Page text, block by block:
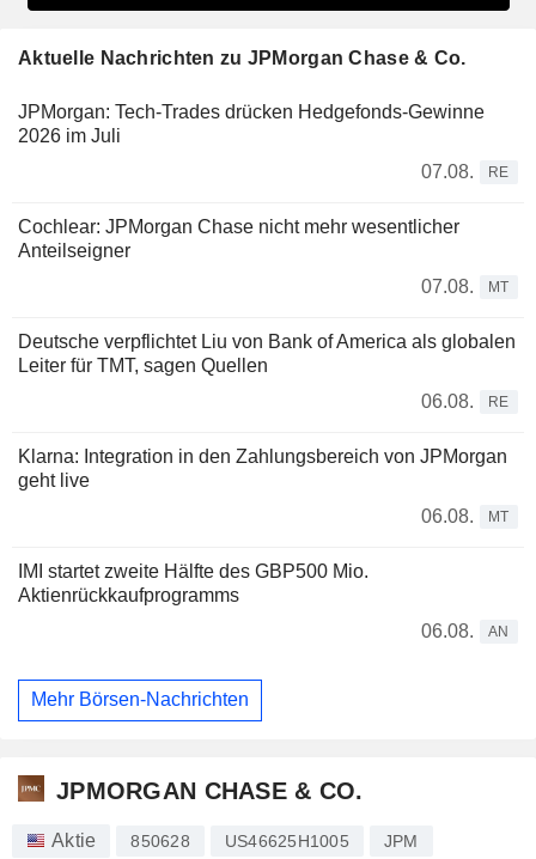
Aktuelle Nachrichten zu JPMorgan Chase & Co.
JPMorgan: Tech-Trades drücken Hedgefonds-Gewinne
2026 im Juli
07.08.
RE
Cochlear: JPMorgan Chase nicht mehr wesentlicher
Anteilseigner
07.08.
MT
Deutsche verpflichtet Liu von Bank of America als globalen
Leiter für TMT, sagen Quellen
06.08.
RE
Klarna: Integration in den Zahlungsbereich von JPMorgan
geht live
06.08.
MT
IMI startet zweite Hälfte des GBP500 Mio.
Aktienrückkaufprogramms
06.08.
AN
Mehr Börsen-Nachrichten
JPMORGAN CHASE & CO.
Aktie 850628 US46625H1005 JPM